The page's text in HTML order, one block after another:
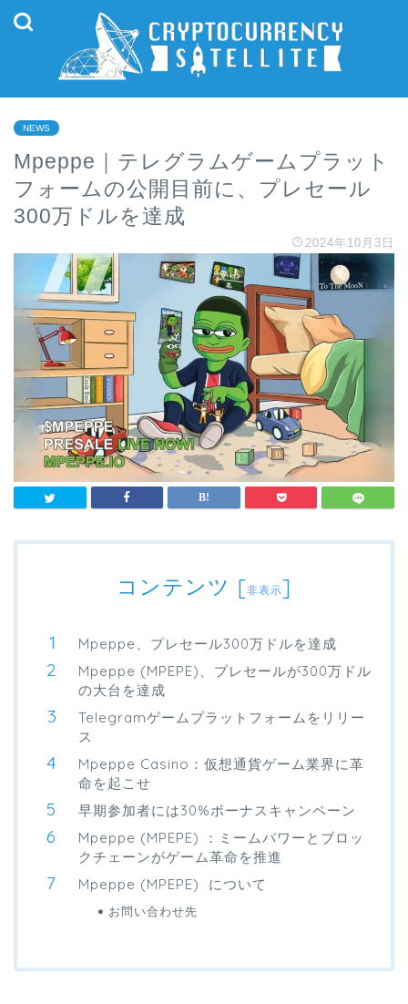
NEWS
Mpeppe｜テレグラムゲームプラット
フォームの公開目前に、プレセール
300万ドルを達成
2024年10月3日
コンテンツ [非表示]
Mpeppe、プレセール300万ドルを達成
Mpeppe (MPEPE)、プレセールが300万ドル
の大台を達成
Telegramゲームプラットフォームをリリー
ス
Mpeppe Casino：仮想通貨ゲーム業界に革
命を起こせ
早期参加者には30%ボーナスキャンペーン
Mpeppe (MPEPE) ：ミームパワーとブロッ
クチェーンがゲーム革命を推進
Mpeppe (MPEPE) について
お問い合わせ先